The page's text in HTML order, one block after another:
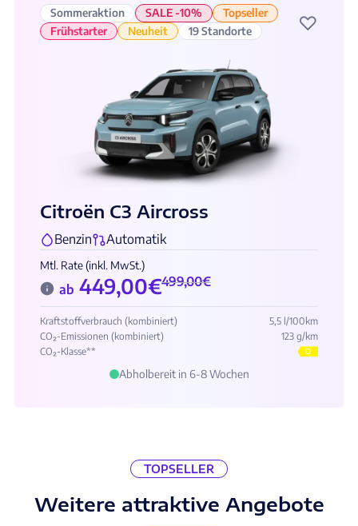
Sommeraktion SALE -10%
Topseller
Frühstarter
Neuheit 19 Standorte ♡
Citroën C3 Aircross
Benzin Automatik
Mtl. Rate (inkl. MwSt.)
ab 499,00€
449,00€
Kraftstoffverbrauch (kombiniert)
5,5 l/100km
CO₂-Emissionen (kombiniert)
123 g/km
CO₂-Klasse**
D
Abholbereit in 6-8 Wochen
TOPSELLER
Weitere attraktive Angebote